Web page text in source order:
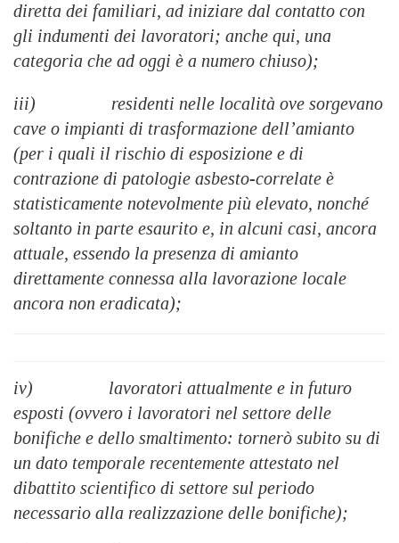
diretta dei familiari, ad iniziare dal contatto con
gli indumenti dei lavoratori; anche qui, una
categoria che ad oggi è a numero chiuso);
iii) residenti nelle località ove sorgevano
cave o impianti di trasformazione dell’amianto
(per i quali il rischio di esposizione e di
contrazione di patologie asbesto-correlate è
statisticamente notevolmente più elevato, nonché
soltanto in parte esaurito e, in alcuni casi, ancora
attuale, essendo la presenza di amianto
direttamente connessa alla lavorazione locale
ancora non eradicata);
iv) lavoratori attualmente e in futuro
esposti (ovvero i lavoratori nel settore delle
bonifiche e dello smaltimento: tornerò subito su di
un dato temporale recentemente attestato nel
dibattito scientifico di settore sul periodo
necessario alla realizzazione delle bonifiche);